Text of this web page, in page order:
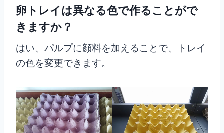
卵トレイは異なる色で作ることがで
きますか？
はい、パルプに顔料を加えることで、トレイ
の色を変更できます。